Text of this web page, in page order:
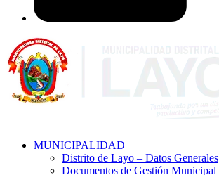
MUNICIPALIDAD
Distrito de Layo – Datos Generales
Documentos de Gestión Municipal